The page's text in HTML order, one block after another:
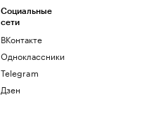
Социальные
сети
ВКонтакте
Одноклассники
Telegram
Дзен